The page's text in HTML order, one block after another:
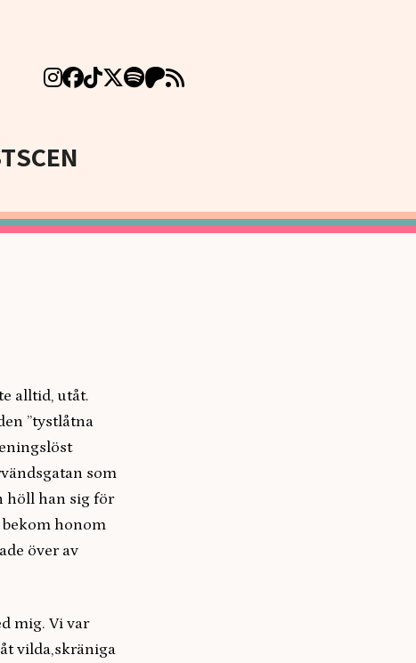
SCEN
alltid, utåt.
”tystlåtna
som
höll han sig för
bekom honom
över av
mig. Vi var
vilda,skräniga